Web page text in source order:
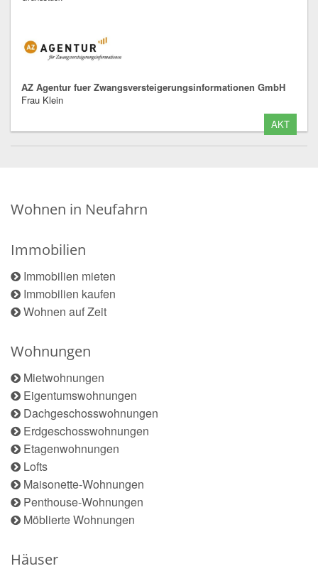
AZ Agentur fuer Zwangsversteigerungsinformationen GmbH
Frau Klein
AKT
Wohnen in Neufahrn
Immobilien
Immobilien mieten
Immobilien kaufen
Wohnen auf Zeit
Wohnungen
Mietwohnungen
Eigentumswohnungen
Dachgeschosswohnungen
Erdgeschosswohnungen
Etagenwohnungen
Lofts
Maisonette-Wohnungen
Penthouse-Wohnungen
Möblierte Wohnungen
Häuser